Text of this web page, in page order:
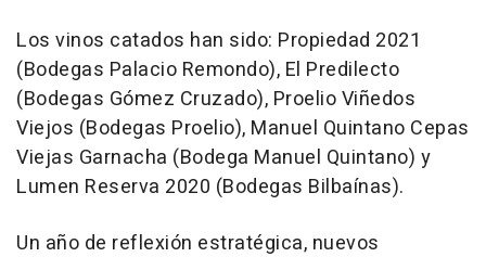
Los vinos catados han sido: Propiedad 2021
(Bodegas Palacio Remondo), El Predilecto
(Bodegas Gómez Cruzado), Proelio Viñedos
Viejos (Bodegas Proelio), Manuel Quintano Cepas
Viejas Garnacha (Bodega Manuel Quintano) y
Lumen Reserva 2020 (Bodegas Bilbaínas).
Un año de reflexión estratégica, nuevos